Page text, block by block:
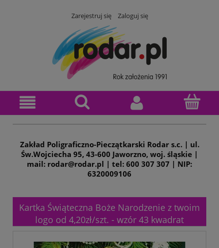
Zarejestruj się Zaloguj się
Zakład Poligraficzno-Pieczątkarski Rodar s.c. | ul.
Św.Wojciecha 95, 43-600 Jaworzno, woj. śląskie |
mail: rodar@rodar.pl | tel: 600 307 307 | NIP:
6320009106
Kartka Świąteczna Boże Narodzenie z twoim
logo od 4,20zł/szt. - wzór 43 kwadrat